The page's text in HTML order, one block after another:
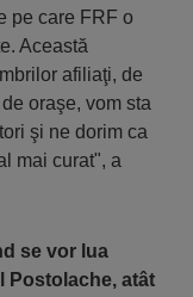
pe care FRF o
Această
afiliaţi, de
oraşe, vom sta
şi ne dorim ca
mai curat", a
se vor lua
Postolache, atât